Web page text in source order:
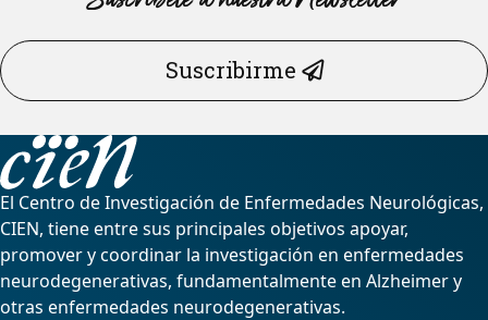
Suscribirme
El Centro de Investigación de Enfermedades Neurológicas,
CIEN, tiene entre sus principales objetivos apoyar,
promover y coordinar la investigación en enfermedades
neurodegenerativas, fundamentalmente en Alzheimer y
otras enfermedades neurodegenerativas.